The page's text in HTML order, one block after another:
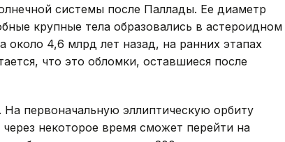
системы после Паллады. Ее диаметр
крупные тела образовались в астероидном
4,6 млрд лет назад, на ранних этапах
что это обломки, оставшиеся после
первоначальную эллиптическую орбиту
некоторое время сможет перейти на